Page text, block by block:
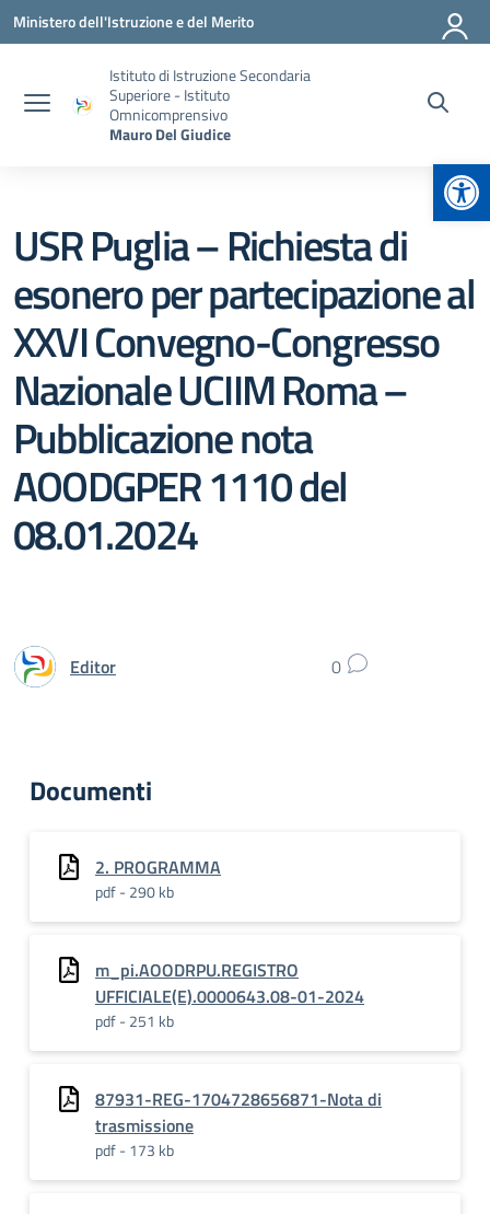
Vai ai contenuti
Vai al menu di navigazione
Vai al footer
Ministero dell'Istruzione e del Merito
Istituto di Istruzione Secondaria
Superiore - Istituto
Omnicomprensivo
Mauro Del Giudice
USR Puglia – Richiesta di
esonero per partecipazione al
XXVI Convegno-Congresso
Nazionale UCIIM Roma –
Pubblicazione nota
AOODGPER 1110 del
08.01.2024
Editor 0
Documenti
2. PROGRAMMA
pdf - 290 kb
m_pi.AOODRPU.REGISTRO
UFFICIALE(E).0000643.08-01-2024
pdf - 251 kb
87931-REG-1704728656871-Nota di
trasmissione
pdf - 173 kb